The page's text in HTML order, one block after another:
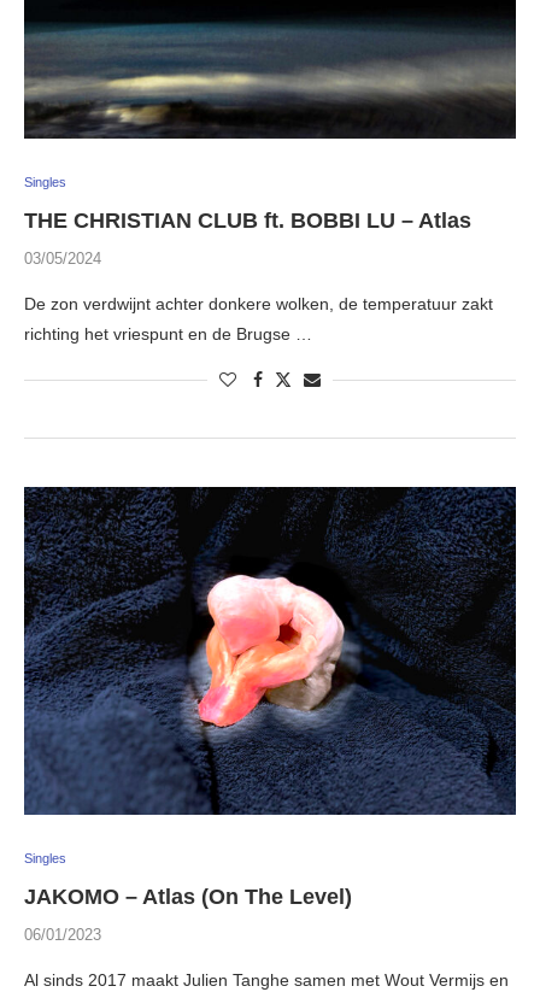
Singles
THE CHRISTIAN CLUB ft. BOBBI LU – Atlas
03/05/2024
De zon verdwijnt achter donkere wolken, de temperatuur zakt
richting het vriespunt en de Brugse …
Singles
JAKOMO – Atlas (On The Level)
06/01/2023
Al sinds 2017 maakt Julien Tanghe samen met Wout Vermijs en